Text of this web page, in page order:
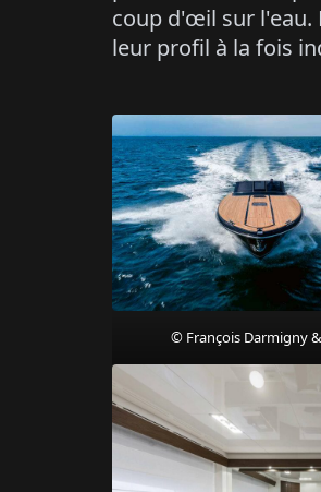
coup d'œil sur l'eau.
leur profil à la fois
© François Darmigny